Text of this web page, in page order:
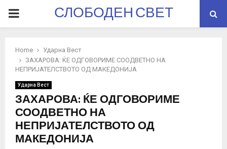
PRIMARYСЛОБОДЕН СВЕТ
Home
Ударна Вест
ЗАХАРОВА: ЌЕ ОДГОВОРИМЕ СООДВЕТНО НА
НЕПРИЈАТЕЛСТВОТО ОД МАКЕДОНИЈА
Ударна Вест
ЗАХАРОВА: ЌЕ ОДГОВОРИМЕ
СООДВЕТНО НА
НЕПРИЈАТЕЛСТВОТО ОД
МАКЕДОНИЈА